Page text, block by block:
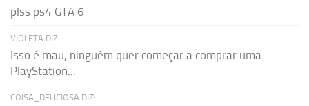
plss ps4 GTA 6
VIOLETA DIZ:
Isso é mau, ninguém quer começar a comprar uma
PlayStation...
COISA_DELICIOSA DIZ: